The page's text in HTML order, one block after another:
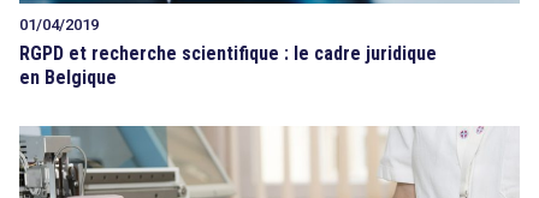
01/04/2019
RGPD et recherche scientifique : le cadre juridique
en Belgique